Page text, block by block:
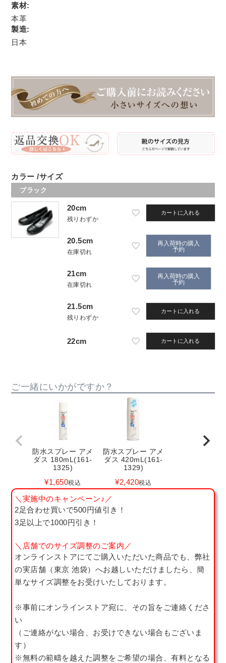
素材:
本革
製造:
日本
カラー サイズ
ブラック
20cm
残りわずか
カートに入れる
20.5cm
在庫切れ
再入荷時の購入
予約
21cm
在庫切れ
再入荷時の購入
予約
21.5cm
残りわずか
カートに入れる
22cm カートに入れる
ご一緒にいかがですか？
防水スプレー アメ
ダス 180mL(161-
1325)
¥1,650税込
防水スプレー アメ
ダス 420mL(161-
1329)
¥2,420税込
＼実施中のキャンペーン♪／
2足合わせ買いで500円値引き！
3足以上で1000円引き！
＼店舗でのサイズ調整のご案内／
オンラインストアにてご購入いただいた商品でも、弊社
の実店舗（東京 池袋）へお越しいただけましたら、簡
単なサイズ調整をお受けいたしております。
※事前にオンラインストア宛に、その旨をご連絡くださ
い
（ご連絡がない場合、お受けできない場合もございま
す）
※無料の範疇を越えた調整をご希望の場合、有料となる